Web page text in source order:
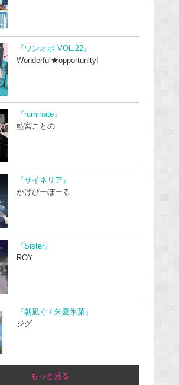
『ワンオポ VOL.22』
Wonderful★opportunity!
『ruminate』
藍宮ことの
『サイネリア』
かげぴーぼーる
『Sister』
ROY
『朝凪ぐ / 朱夏氷菓』
ジグ
...もっと見る